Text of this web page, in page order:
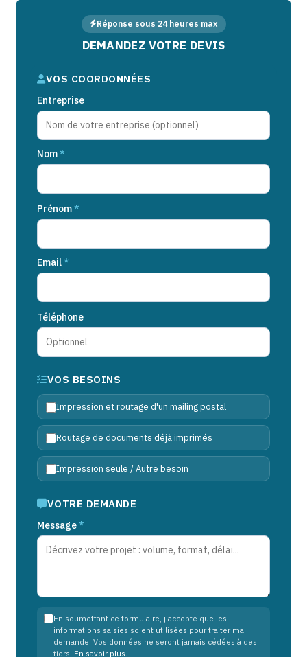
Réponse sous 24 heures max
DEMANDEZ VOTRE DEVIS
VOS COORDONNÉES
Entreprise
Nom*
Prénom*
Email*
Téléphone
VOS BESOINS
Impression et routage d'un mailing postal
Routage de documents déjà imprimés
Impression seule / Autre besoin
VOTRE DEMANDE
Message*
En soumettant ce formulaire, j'accepte que les
informations saisies soient utilisées pour traiter ma
demande. Vos données ne seront jamais cédées à des
tiers. En savoir plus